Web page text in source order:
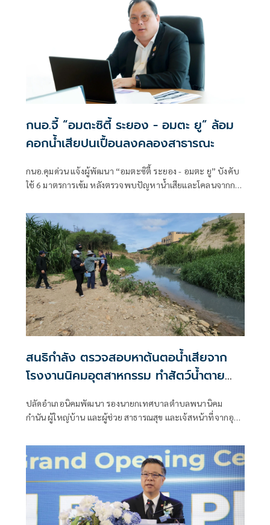
ของน้ำเสียและลดผลกระทบต่อประชาชน หลังพบสัตว์น้ำตาย
จำนวนมาก น้ำในลำคลองมีสีดำคล้ำและมีกลิ่นเหม็นรุนแรง
กนอ.จี้ “อมตะซิตี้ ระยอง - อมตะ ยู” ล้อม
คอกน้ำเสียปนเปื้อนลงคลองสาธารณะ
กนอ.คุมด่วน แจ้งผู้พัฒนา “อมตะซิตี้ ระยอง - อมตะ ยู” บังคับ
ใช้ 6 มาตรการเข้ม หลังตรวจพบปัญหาน้ำเสียและโคลนจากการ
จังหวัดระยอง สั่งบล็อคน้ำสปริงเกอร์ขุ่นมีกลิ่นทันที ย้ำชัด
โครงการส่วนขยายระยะที่ 6 ต้องเป็นไปตามเกณฑ์ EIA และยึด
หลักมาตรการไร้การระบายน้ำทิ้งออกนอกพื้นที่
สนธิกำลัง ตรวจสอบหาต้นตอน้ำเสียจาก
โรงงานนิคมอุตสาหกรรม ทำสัตว์น้ำตาย
ปลัดอำเภอนิคมพัฒนา รองนายกเทศบาลตำบลพนานิคม
กำนัน ผู้ใหญ่บ้าน และผู้ช่วย สาธารณสุข และเจ้สหน้าที่จากอุต
คาดว่า น้ำเสียถูกปล่อยจากโรงงานอุตสาหกรรม ปลัดอำเภอ
หวั่นห่วงโซ่อาหารในเขตนิคมอุตสาหกรรม เหลือไว้เป็นเพียง
ตำนาน ถ้าน้ำเสียลงอ่างเก็บน้าดอกกราย